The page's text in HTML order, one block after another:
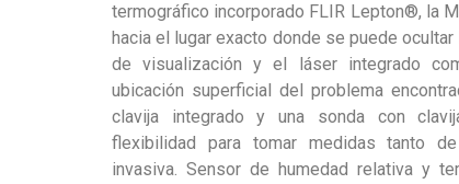
termográfico incorporado FLIR Lepton®, la
hacia el lugar exacto donde se puede
de visualización y el láser integrado
ubicación superficial del problema
clavija integrado y una sonda con
flexibilidad para tomar medidas tanto
invasiva. Sensor de humedad relativa y